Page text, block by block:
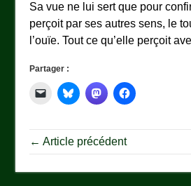
Sa vue ne lui sert que pour
perçoit par ses autres sens, le
l’ouïe. Tout ce qu’elle perçoit
Partager :
← Article précédent